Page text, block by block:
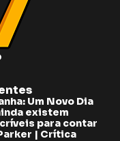
Um Novo Dia
existem
para contar
| Crítica